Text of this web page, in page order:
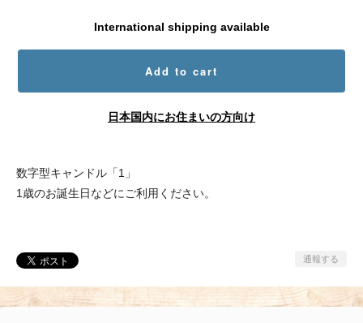
International shipping available
Add to cart
日本国内にお住まいの方向け
数字型キャンドル「1」
1歳のお誕生日などにご利用ください。
通報する